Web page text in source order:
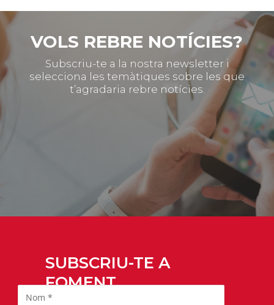
VOLS REBRE NOTÍCIES?
Subscriu-te a la nostra newsletter i
selecciona les temàtiques sobre les que
t’agradaria rebre notícies.
SUBSCRIU-TE A
FOMENT